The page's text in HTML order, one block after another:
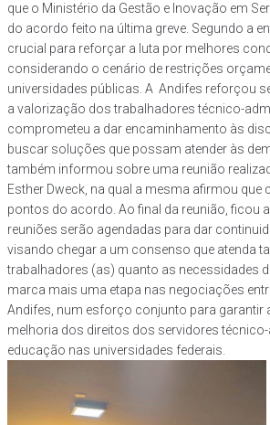
que o Ministério da Gestão e Inovação em
do acordo feito na última greve. Segundo a
crucial para reforçar a luta por melhores
considerando o cenário de restrições
universidades públicas. A Andifes reforçou
a valorização dos trabalhadores técnico-
comprometeu a dar encaminhamento às
buscar soluções que possam atender às
também informou sobre uma reunião
Esther Dweck, na qual a mesma afirmou
pontos do acordo. Ao final da reunião, ficou
reuniões serão agendadas para dar
visando chegar a um consenso que atenda
trabalhadores (as) quanto as necessidades
marca mais uma etapa nas negociações
Andifes, num esforço conjunto para garantir
melhoria dos direitos dos servidores
educação nas universidades federais.